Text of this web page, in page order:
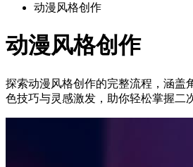
动漫风格创作
动漫风格创作
探索动漫风格创作的完整流程，涵盖
色技巧与灵感激发，助你轻松掌握二